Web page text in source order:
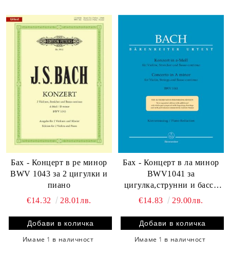
Бах - Концерт в ре минор
BWV 1043 за 2 цигулки и
пиано
€14.32
28.01лв.
Имаме 1 в наличност
Бах - Концерт в ла минор
BWV1041 за
цигулка,струнни и бассо
континуо
€14.83 29.00лв.
Имаме 1 в наличност